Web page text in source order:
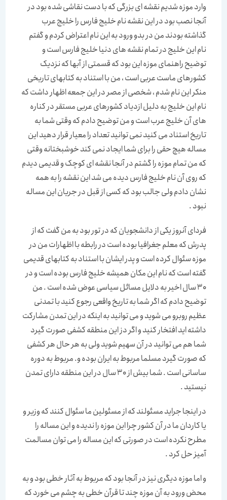
وارد موزه شدیم نقشه ای بزرگی که با دست نقاشی شده بود در
آنجا نصب بود در این نقشه نام خلیج فارس را خلیج عرب
گذاشته بودند من در بدو ورود به این نام اعتراض کردم و گفتم
نام این خلیج در تمام نقشه های دنیا خلیج فارس است و
توضیح راهنمای موزه این بود که قسمتی از آبها که نزدیک
کشورهای ماست عربی است ، من با استناد به کتابهای تاریخی
منکر این نام شدم ، شخصی از مصر در این جمعه اظهار داشت که
نام این خلیج به دلیل ازدیاد کشورهای عربی مستقر در کناره
های آن خلیج عرب است و من توضیح دادم که وقتی شما به
تاریخ استناد می کنید نمی توانید تعداد را معیار قرار دهید این
مساله هیچ حقی را برای شما ایجاد نمی کند خوشبختانه وقتی
که من تمام موزه را گشتم در آنجا نقشه ای کوچک و قدیمی دیدم
که روی آن نام خلیج فارس دیده می شد این نقشه را به همه
نشان دادم ولی جالب بود که کسی از قبل در جریان این مساله
نبود .
فردای آنروز یکی از دانشجویان که در تور بود به من گفت که از
پدرش که معلم جغرافیا بوده است در رابطه با اظهارات من در
موزه سئوال کرده است و پدر ایشان با استناد به کتابهای قدیمی
گفته است که نام این مکان همیشه خلیج فارس بوده است و در
30 سال اخیر به دلایل مسائل سیاسی عوض شده است . من
توضیح دادم که اگر شما به تاریخ واقعی رجوع کنید با تمدنی
عظیم روبرو می شوید و می توانید به اینکه در این تمدن مشارکت
داشته اید افتخار کنید و اگر دز این منطقه کشفی صورت گیرد
شما هم می توانید در آن سهیم شوید ولی به هر حال هر کشفی
که صورت گیرد مسلما مربوط به ایران بوده و. مربوط به دوره
ساسانی است . شما بیش از 30 سال در این منطقه دارای تمدن
نیستید .
در اینجا جراید مسئولند که از مسئولین ما سئوال کنند که وزیر و
یا کاردان ما در آن کشور چرا این موزه را ندیده و این مساله را
مطرح نکرده است در صورتی که این مساله را می توان مسالمت
آمیز حل کرد .
و اما موزه دیگری نیز در آنجا بود که مربوط به آثار خطی بود و به
محض ورود به آن موزه چند تا قرآن خطی به چشم می خورد که